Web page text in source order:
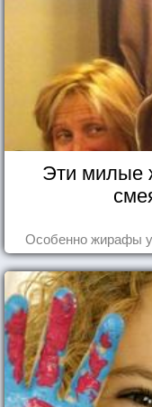
Эти милые
Особенно жирафы